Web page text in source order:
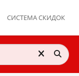
СИСТЕМА СКИДОК